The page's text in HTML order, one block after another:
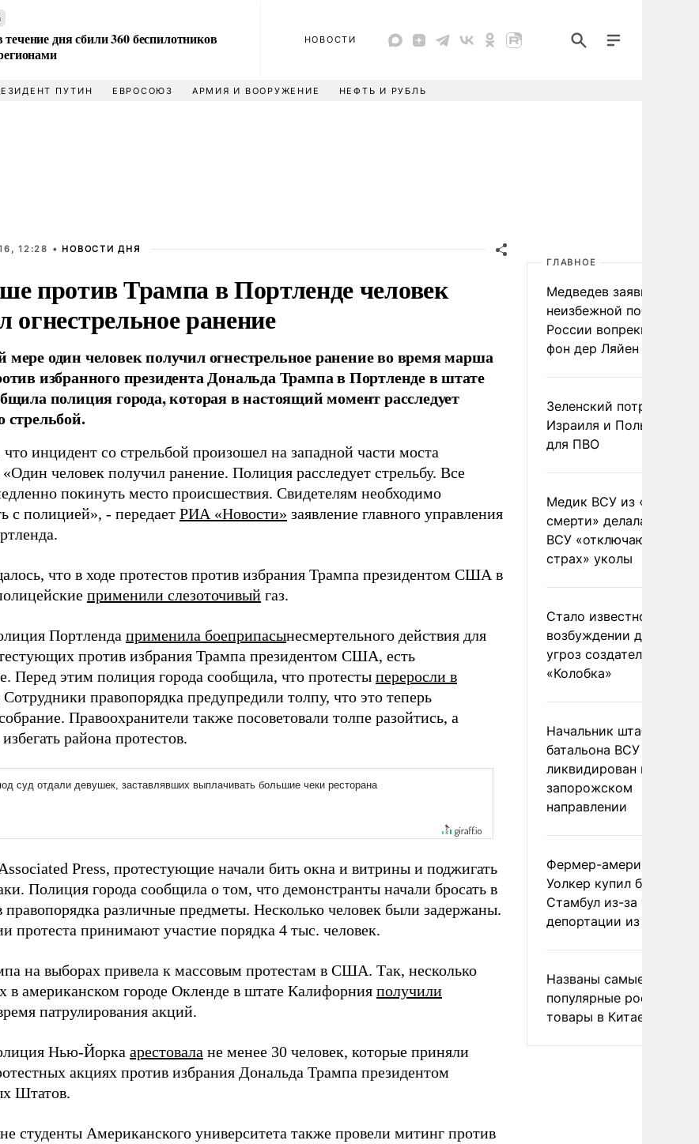
дня сбили 360 беспилотников
НОВОСТИ
ПУТИН ЕВРОСОЮЗ АРМИЯ И ВООРУЖЕНИЕ НЕФТЬ И РУБЛЬ
12:28 • НОВОСТИ ДНЯ
против Трампа в Портленде человек
огнестрельное ранение
один человек получил огнестрельное ранение во время марша
избранного президента Дональда Трампа в Портленде в штате
полиция города, которая в настоящий момент расследует
стрельбой.
инцидент со стрельбой произошел на западной части моста
человек получил ранение. Полиция расследует стрельбу. Все
покинуть место происшествия. Свидетелям необходимо
с полицией», - передает РИА «Новости» заявление главного управления
что в ходе протестов против избрания Трампа президентом США в
применили слезоточивый газ.
Портленда применила боеприпасынесмертельного действия для
против избрания Трампа президентом США, есть
Перед этим полиция города сообщила, что протесты переросли в
Сотрудники правопорядка предупредили толпу, что это теперь
Правоохранители также посоветовали толпе разойтись, а
района протестов.
Press, протестующие начали бить окна и витрины и поджигать
Полиция города сообщила о том, что демонстранты начали бросать в
правопорядка различные предметы. Несколько человек были задержаны.
протеста принимают участие порядка 4 тыс. человек.
на выборах привела к массовым протестам в США. Так, несколько
в американском городе Окленде в штате Калифорния получили
патрулирования акций.
Нью-Йорка арестовала не менее 30 человек, которые приняли
акциях против избрания Дональда Трампа президентом
Штатов.
студенты Американского университета также провели митинг против
ГЛАВНОЕ
Медведев заявил о
неизбежной победе
России вопреки словам
фон дер Ляйен
Зеленский потребовал
Израиля и Польши
для ПВО
Медик ВСУ из «полка
смерти» делала
ВСУ «отключающие
страх» уколы
Стало известно о
возбуждении дела из-
угроз создателям
«Колобка»
Начальник штаба
батальона ВСУ
ликвидирован на
запорожском
направлении
Фермер-американец
Уолкер купил билет в
Стамбул из-за угрозы
депортации из России
Названы самые
популярные российские
товары в Китае